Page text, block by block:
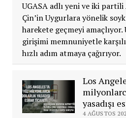
UGASA adlı yeni ve iki partili
Çin’in Uygurlara yönelik
harekete geçmeyi
girişimi memnuniyetle
hızlı adım atmaya çağırıyor.
Los
yasadışı
4 AĞUSTOS